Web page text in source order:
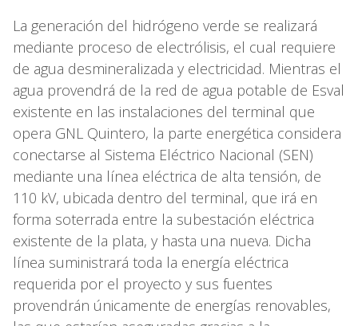
La generación del hidrógeno verde se realizará
mediante proceso de electrólisis, el cual requiere
de agua desmineralizada y electricidad. Mientras el
agua provendrá de la red de agua potable de Esval
existente en las instalaciones del terminal que
opera GNL Quintero, la parte energética considera
conectarse al Sistema Eléctrico Nacional (SEN)
mediante una línea eléctrica de alta tensión, de
110 kV, ubicada dentro del terminal, que irá en
forma soterrada entre la subestación eléctrica
existente de la plata, y hasta una nueva. Dicha
línea suministrará toda la energía eléctrica
requerida por el proyecto y sus fuentes
provendrán únicamente de energías renovables,